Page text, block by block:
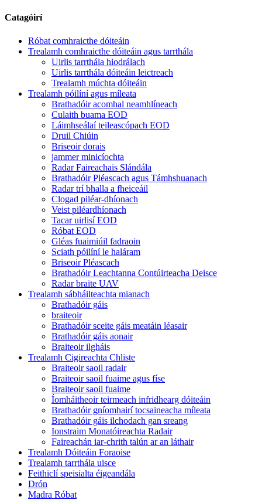
Catagóirí
Róbat comhraicthe dóiteáin
Trealamh comhraicthe dóiteáin agus tarrthála
Uirlis tarrthála hiodrálach
Uirlis tarrthála dóiteáin leictreach
Trealamh múchta dóiteáin
Trealamh póilíní agus míleata
Brathadóir acomhal neamhlíneach
Culaith buama EOD
Láimhseálaí teileascópach EOD
Druil Chiúin
Briseoir dorais
jammer minicíochta
Radar Faireachais Slándála
Brathadóir Pléascach agus Támhshuanach
Radar trí bhalla a fheiceáil
Clogad piléar-dhíonach
Veist piléardhíonach
Tacar uirlisí EOD
Róbat EOD
Gléas fuaimiúil fadraoin
Sciath póilíní le haláram
Briseoir Pléascach
Brathadóir Leachtanna Contúirteacha Deisce
Radar braite UAV
Trealamh sábháilteachta mianach
Brathadóir gáis
braiteoir
Brathadóir sceite gáis meatáin léasair
Brathadóir gáis aonair
Braiteoir ilgháis
Trealamh Cigireachta Chliste
Braiteoir saoil radair
Braiteoir saoil fuaime agus físe
Braiteoir saoil fuaime
Íomháitheoir teirmeach infridhearg dóiteáin
Brathadóir gníomhairí tocsaineacha míleata
Brathadóir gáis ilchodach gan sreang
Ionstraim Monatóireachta Radair
Faireachán iar-chrith talún ar an láthair
Trealamh Dóiteáin Foraoise
Trealamh tarrthála uisce
Feithiclí speisialta éigeandála
Drón
Madra Róbat